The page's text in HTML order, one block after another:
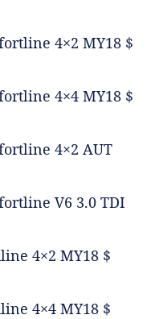
4×2 MY18 $
4×4 MY18 $
4×2 AUT
V6 3.0 TDI
4×2 MY18 $
4×4 MY18 $